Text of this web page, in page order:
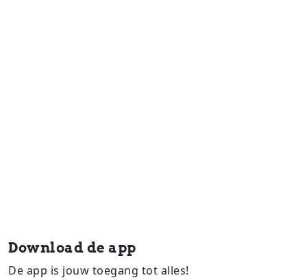
Download de app
De app is jouw toegang tot alles!